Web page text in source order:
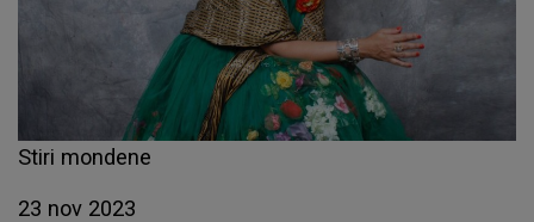
Stiri mondene
23 nov 2023